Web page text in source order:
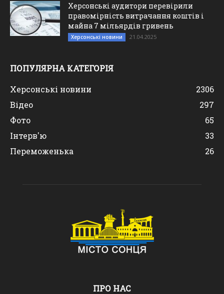
Херсонські аудитори перевірили
правомірність витрачання коштів і
майна 7 мільярдів гривень
Херсонські новини 21.04.2025
ПОПУЛЯРНА КАТЕГОРІЯ
Херсонські новини
2306
Відео
297
Фото
65
Інтерв'ю
33
Переможенька
26
ПРО НАС